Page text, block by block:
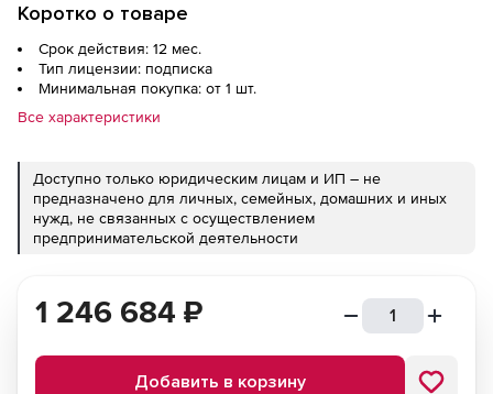
Коротко о товаре
Срок действия: 12 мес.
Тип лицензии: подписка
Минимальная покупка: от 1 шт.
Все характеристики
Доступно только юридическим лицам и ИП – не
предназначено для личных, семейных, домашних и иных
нужд, не связанных с осуществлением
предпринимательской деятельности
1 246 684 ₽
Добавить в корзину